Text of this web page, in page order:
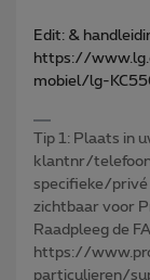
Edit: &
https://
mobiel/lg-
Tip 1: Plaats in
klantnr/
specifieke/privé
zichtbaar voor
Raadpleeg de
https://
particulieren/